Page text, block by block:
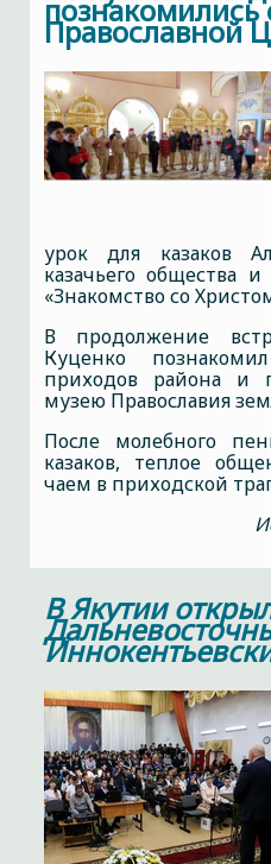
Православной
урок для казаков
казачьего общества
«Знакомство со
В продолжение
Куценко
приходов района и
музею Православия
После молебного
казаков, теплое
чаем в приходской
В Якутии